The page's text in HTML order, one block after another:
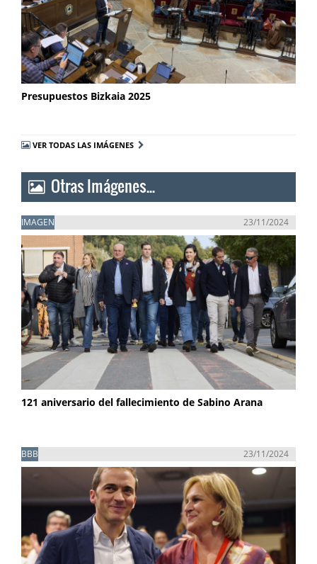
Presupuestos Bizkaia 2025
VER TODAS LAS IMÁGENES
Otras Imágenes...
IMAGEN 23/11/2024
121 aniversario del fallecimiento de Sabino Arana
BBB 23/11/2024